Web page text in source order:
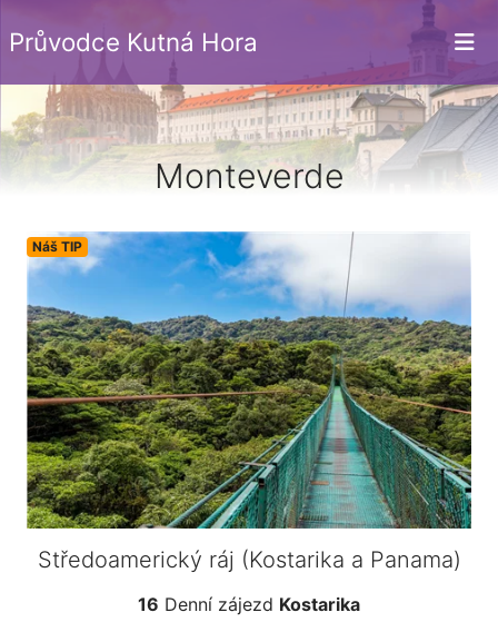
Průvodce Kutná Hora
Monteverde
Náš TIP
Středoamerický ráj (Kostarika a Panama)
16 Denní zájezd Kostarika